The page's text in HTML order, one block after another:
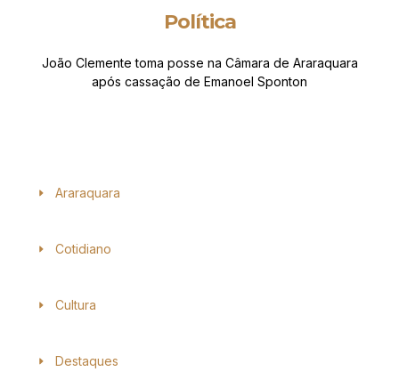
Política
João Clemente toma posse na Câmara de Araraquara
após cassação de Emanoel Sponton
Araraquara
Cotidiano
Cultura
Destaques